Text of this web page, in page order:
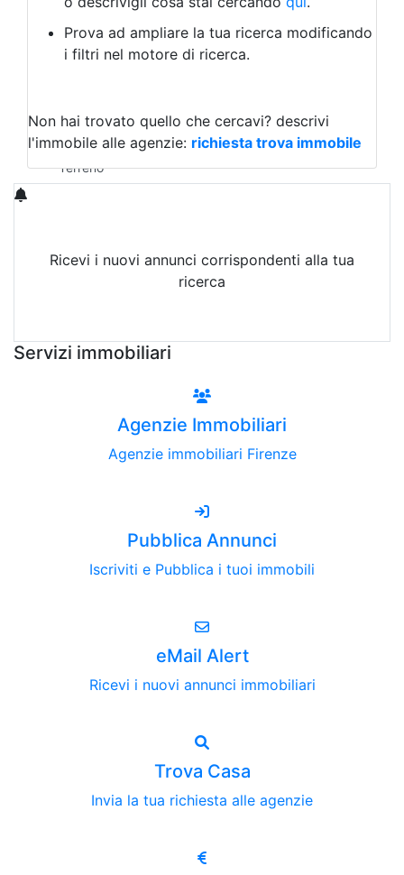
Negozio/locale commerciale
Agriturismo
Magazzini
Qualsiasi
Terreno edificabile
Terreno
Prova ad ampliare la tua ricerca modificando
i filtri nel motore di ricerca.
Non hai trovato quello che cercavi? descrivi
l'immobile alle agenzie: richiesta trova immobile
Ricevi i nuovi annunci corrispondenti alla tua
ricerca
Servizi immobiliari
Agenzie Immobiliari
Agenzie immobiliari Firenze
Pubblica Annunci
Iscriviti e Pubblica i tuoi immobili
eMail Alert
Ricevi i nuovi annunci immobiliari
Trova Casa
Invia la tua richiesta alle agenzie